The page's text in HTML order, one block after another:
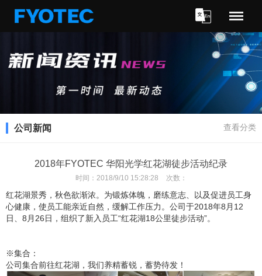
公司新闻 查看分类
2018年FYOTEC 华阳光学红花湖徒步活动纪录
时间： 2018/9/10 15:28:28 次数：
红花湖景秀，秋色欲渐浓。为锻炼体魄，磨练意志、以及促进员工身
心健康，使员工能亲近自然，缓解工作压力。公司于2018年8月12
日、8月26日，组织了新入员工“红花湖18公里徒步活动”。
※集合：
公司集合前往红花湖，我们养精蓄锐，蓄势待发！